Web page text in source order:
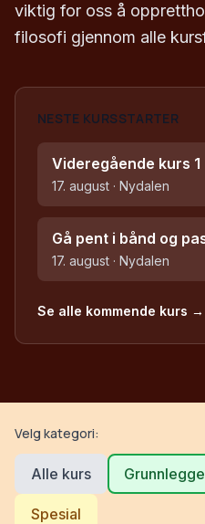
viktig for oss å
filosofi gjennom alle
NESTE KURSSTARTER
Videregående kurs 1
17. august · Nydalen
Gå pent i bånd og
17. august · Nydalen
Se alle kommende kurs →
Velg kategori:
Alle kurs
Spesial